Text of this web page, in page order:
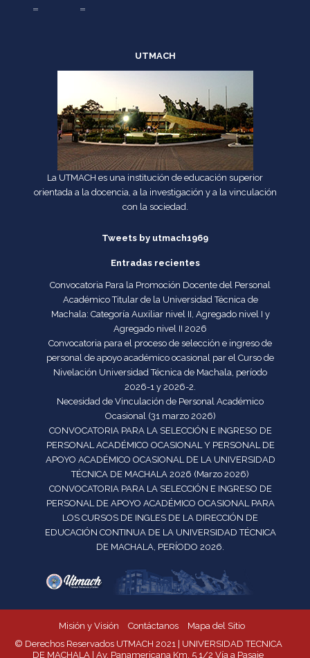
UTMACH
La UTMACH es una institución de educación superior
orientada a la docencia, a la investigación y a la vinculación
con la sociedad.
Tweets by utmach1969
Entradas recientes
Convocatoria Para la Promoción Docente del Personal
Académico Titular de la Universidad Técnica de
Machala: Categoría Auxiliar nivel II, Agregado nivel I y
Agregado nivel II 2026
Convocatoria para el proceso de selección e ingreso de
personal de apoyo académico ocasional par el Curso de
Nivelación Universidad Técnica de Machala, período
2026-1 y 2026-2.
Necesidad de Vinculación de Personal Académico
Ocasional (31 marzo 2026)
CONVOCATORIA PARA LA SELECCIÓN E INGRESO DE
PERSONAL ACADÉMICO OCASIONAL Y PERSONAL DE
APOYO ACADÉMICO OCASIONAL DE LA UNIVERSIDAD
TÉCNICA DE MACHALA 2026 (Marzo 2026)
CONVOCATORIA PARA LA SELECCIÓN E INGRESO DE
PERSONAL DE APOYO ACADÉMICO OCASIONAL PARA
LOS CURSOS DE INGLES DE LA DIRECCIÓN DE
EDUCACIÓN CONTINUA DE LA UNIVERSIDAD TÉCNICA
DE MACHALA, PERÍODO 2026.
Misión y Visión Contáctanos
Mapa del Sitio
© Derechos Reservados UTMACH 2021 | UNIVERSIDAD TECNICA
DE MACHALA | Av. Panamericana Km. 5 1/2 Vía a Pasaje